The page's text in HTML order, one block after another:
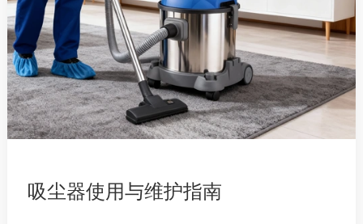
吸尘器使用与维护指南